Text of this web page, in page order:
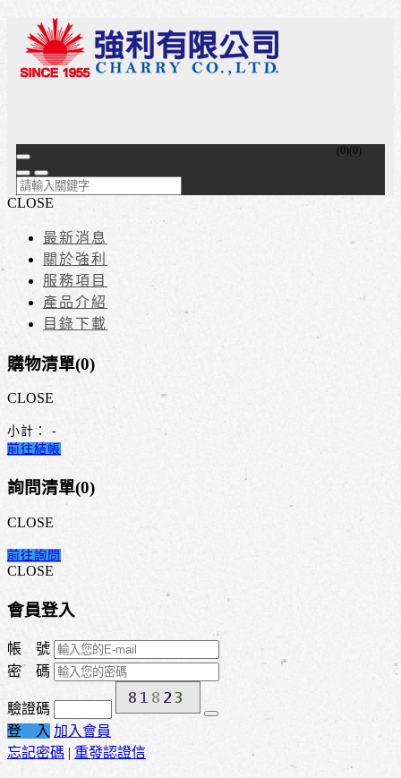
(0)(0)
CLOSE
最新消息
關於強利
服務項目
產品介紹
目錄下載
購物清單(0)
CLOSE
小計：
-
前往結帳
詢問清單(0)
CLOSE
前往詢問
CLOSE
會員登入
帳 號
密 碼
驗證碼
登 入 加入會員
忘記密碼 | 重發認證信